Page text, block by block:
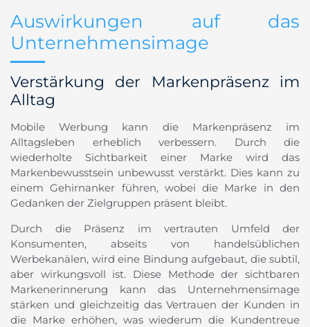
Auswirkungen auf das
Unternehmensimage
Verstärkung der Markenpräsenz im
Alltag
Mobile Werbung kann die Markenpräsenz im
Alltagsleben erheblich verbessern. Durch die
wiederholte Sichtbarkeit einer Marke wird das
Markenbewusstsein unbewusst verstärkt. Dies kann zu
einem Gehirnanker führen, wobei die Marke in den
Gedanken der Zielgruppen präsent bleibt.
Durch die Präsenz im vertrauten Umfeld der
Konsumenten, abseits von handelsüblichen
Werbekanälen, wird eine Bindung aufgebaut, die subtil,
aber wirkungsvoll ist. Diese Methode der sichtbaren
Markenerinnerung kann das Unternehmensimage
stärken und gleichzeitig das Vertrauen der Kunden in
die Marke erhöhen, was wiederum die Kundentreue